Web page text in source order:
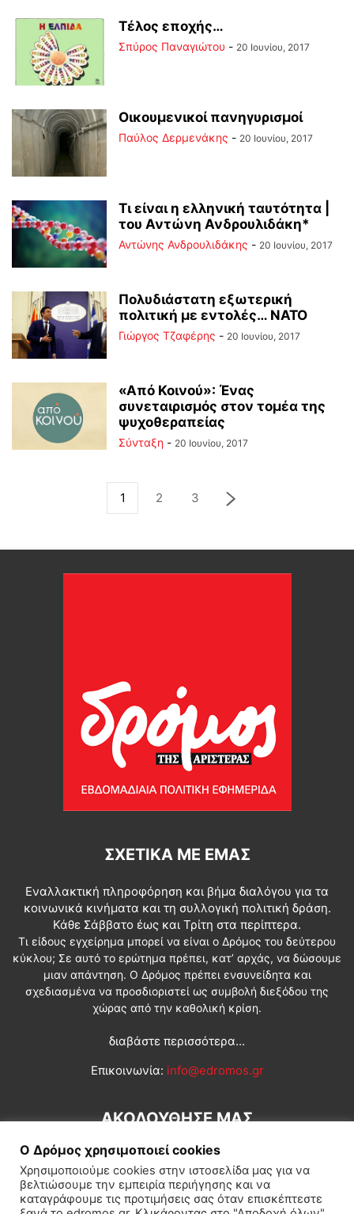
Τέλος εποχής…
Σπύρος Παναγιώτου - 20 Ιουνίου, 2017
Οικουμενικοί πανηγυρισμοί
Παύλος Δερμενάκης - 20 Ιουνίου, 2017
Τι είναι η ελληνική ταυτότητα |
του Αντώνη Ανδρουλιδάκη*
Αντώνης Ανδρουλιδάκης - 20 Ιουνίου, 2017
Πολυδιάστατη εξωτερική
πολιτική με εντολές… ΝΑΤΟ
Γιώργος Τζαφέρης - 20 Ιουνίου, 2017
«Από Κοινού»: Ένας
συνεταιρισμός στον τομέα της
ψυχοθεραπείας
Σύνταξη - 20 Ιουνίου, 2017
1 2 3
ΣΧΕΤΙΚΆ ΜΕ ΕΜΆΣ
Εναλλακτική πληροφόρηση και βήμα διαλόγου για τα
κοινωνικά κινήματα και τη συλλογική πολιτική δράση.
Κάθε Σάββατο έως και Τρίτη στα περίπτερα.
Τι είδους εγχείρημα μπορεί να είναι ο Δρόμος του δεύτερου
κύκλου; Σε αυτό το ερώτημα πρέπει, κατ’ αρχάς, να δώσουμε
μιαν απάντηση. Ο Δρόμος πρέπει ενσυνείδητα και
σχεδιασμένα να προσδιοριστεί ως συμβολή διεξόδου της
χώρας από την καθολική κρίση.
διαβάστε περισσότερα...
Επικοινωνία: info@edromos.gr
ΑΚΟΛΟΥΘΗΣΕ ΜΑΣ
Ο Δρόμος χρησιμοποιεί cookies
Χρησιμοποιούμε cookies στην ιστοσελίδα μας για να
βελτιώσουμε την εμπειρία περιήγησης και να
καταγράφουμε τις προτιμήσεις σας όταν επισκέπτεστε